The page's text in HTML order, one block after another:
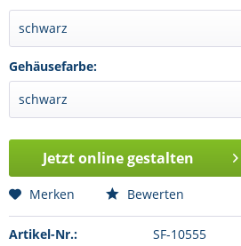
Gehäusefarbe:
Jetzt online gestalten
Merken Bewerten
Artikel-Nr.:
SF-10555